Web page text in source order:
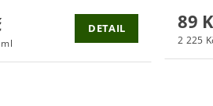
DETAIL 89
2 225